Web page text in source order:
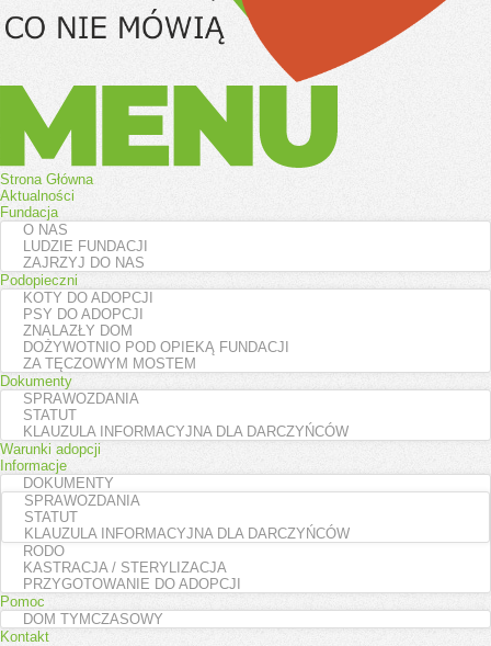
Menu
Strona Główna
Aktualności
Fundacja
O NAS
LUDZIE FUNDACJI
ZAJRZYJ DO NAS
Podopieczni
KOTY DO ADOPCJI
PSY DO ADOPCJI
ZNALAZŁY DOM
DOŻYWOTNIO POD OPIEKĄ FUNDACJI
ZA TĘCZOWYM MOSTEM
Dokumenty
SPRAWOZDANIA
STATUT
KLAUZULA INFORMACYJNA DLA DARCZYŃCÓW
Warunki adopcji
Informacje
DOKUMENTY
SPRAWOZDANIA
STATUT
KLAUZULA INFORMACYJNA DLA DARCZYŃCÓW
RODO
KASTRACJA / STERYLIZACJA
PRZYGOTOWANIE DO ADOPCJI
Pomoc
DOM TYMCZASOWY
Kontakt